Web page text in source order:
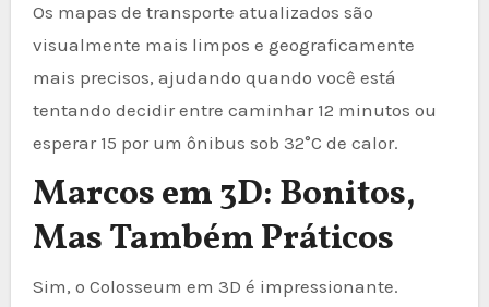
Os mapas de transporte atualizados são
visualmente mais limpos e geograficamente
mais precisos, ajudando quando você está
tentando decidir entre caminhar 12 minutos ou
esperar 15 por um ônibus sob 32°C de calor.
Marcos em 3D: Bonitos,
Mas Também Práticos
Sim, o Colosseum em 3D é impressionante.